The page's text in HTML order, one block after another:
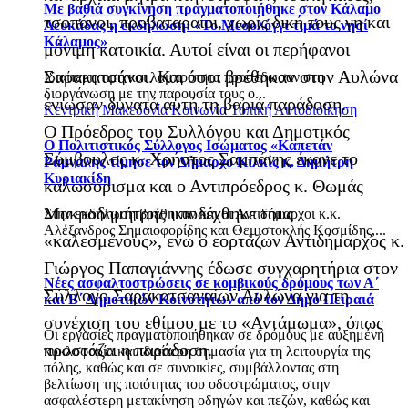
Με βαθιά συγκίνηση πραγματοποιήθηκε στον Κάλαμο
Λευκάδας η εκδήλωση: «Το Μεσολόγγι τιμά το νησί
Κάλαμος»
Ιδιαίτερη τιμή και λαμπρότητα προσέδωσαν στη
διοργάνωση με την παρουσία τους ο...
Κεντρική ΜακεδονίαΚοινωνίαΤοπική Αυτοδιοίκηση
Ο Πολιτιστικός Σύλλογος Ισώματος «Καπετάν
Ράμναλης τίμησε τον Δήμαρχο Κιλκίς κ. Δημήτρη
Κυριακίδη
Στην εκδήλωση βρέθηκαν και οι Αντιδήμαρχοι κ.κ.
Αλέξανδρος Σημαιοφορίδης και Θεμιστοκλής Κοσμίδης,...
Νέες ασφαλτοστρώσεις σε κομβικούς δρόμους των Α΄
και Β΄ Δημοτικών Κοινοτήτων από τον Δήμο Πειραιά
Οι εργασίες πραγματοποιήθηκαν σε δρόμους με αυξημένη
κυκλοφορία και ιδιαίτερη σημασία για τη λειτουργία της
πόλης, καθώς και σε συνοικίες, συμβάλλοντας στη
βελτίωση της ποιότητας του οδοστρώματος, στην
ασφαλέστερη μετακίνηση οδηγών και πεζών, καθώς και
τσοπάνοι, προβαταραίοι, χωρίς δική τους γη και
μόνιμη κατοικία. Αυτοί είναι οι περήφανοι
Σαρακατσάνοι. Και όσοι βρέθηκαν στον Αυλώνα
ένιωσαν δυνατά αυτή τη βαριά παράδοση.
Ο Πρόεδρος του Συλλόγου και Δημοτικός
Σύμβουλος κ. Χρήστος Σαμπάνης έκανε το
καλωσόρισμα και ο Αντιπρόεδρος κ. Θωμάς
Μακροδημήτρης υποδέχθηκε τους
«καλεσμένους», ενώ ο εορτάζων Αντιδήμαρχος κ.
Γιώργος Παπαγιάννης έδωσε συγχαρητήρια στον
Σύλλογο Σαρακατσαναίων Αυλώνα για τη
συνέχιση του εθίμου με το «Αντάμωμα», όπως
προστάζει η παράδοση.